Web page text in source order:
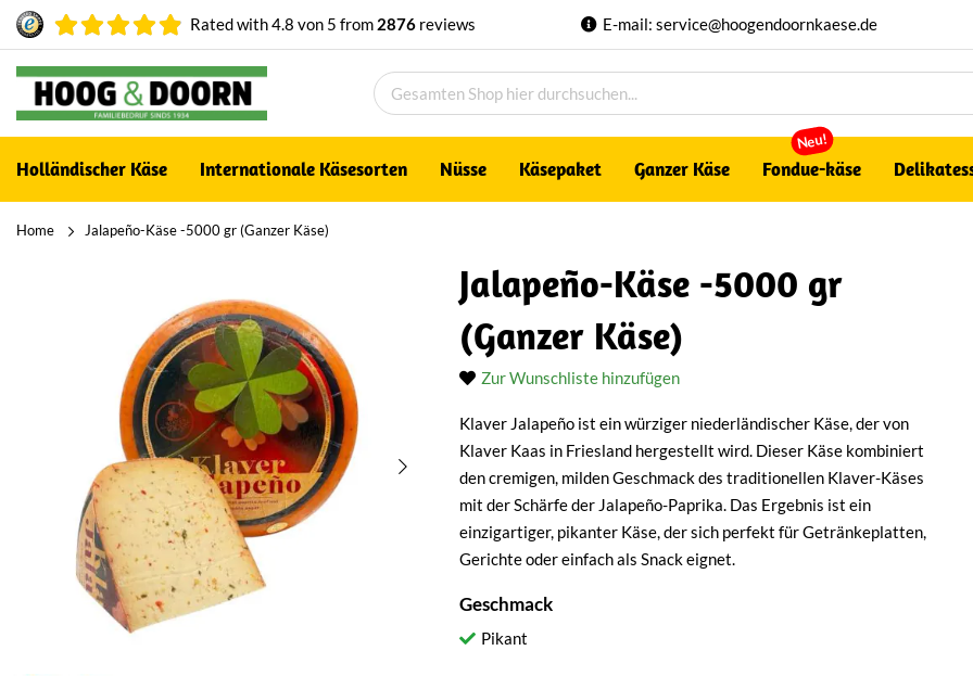
Rated with4.8 von 5 from 2876 reviews E-mail:service@hoogendoornkaese.de
Holländischer Käse Internationale Käsesorten Nüsse Käsepaket Ganzer Käse Fondue-käse
Neu!
Home Jalapeño-Käse -5000 gr (Ganzer Käse)
Jalapeño-Käse -5000 gr
(Ganzer Käse)
Zur Wunschliste hinzufügen
Klaver Jalapeño ist ein würziger niederländischer Käse, der von
Klaver Kaas in Friesland hergestellt wird. Dieser Käse kombiniert
den cremigen, milden Geschmack des traditionellen Klaver-Käses
mit der Schärfe der Jalapeño-Paprika. Das Ergebnis ist ein
einzigartiger, pikanter Käse, der sich perfekt für Getränkeplatten,
Gerichte oder einfach als Snack eignet.
Geschmack
Pikant